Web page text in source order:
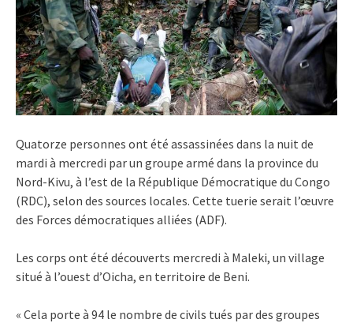
Quatorze personnes ont été assassinées dans la nuit de
mardi à mercredi par un groupe armé dans la province du
Nord-Kivu, à l’est de la République Démocratique du Congo
(RDC), selon des sources locales. Cette tuerie serait l’œuvre
des Forces démocratiques alliées (ADF).
Les corps ont été découverts mercredi à Maleki, un village
situé à l’ouest d’Oicha, en territoire de Beni.
« Cela porte à 94 le nombre de civils tués par des groupes